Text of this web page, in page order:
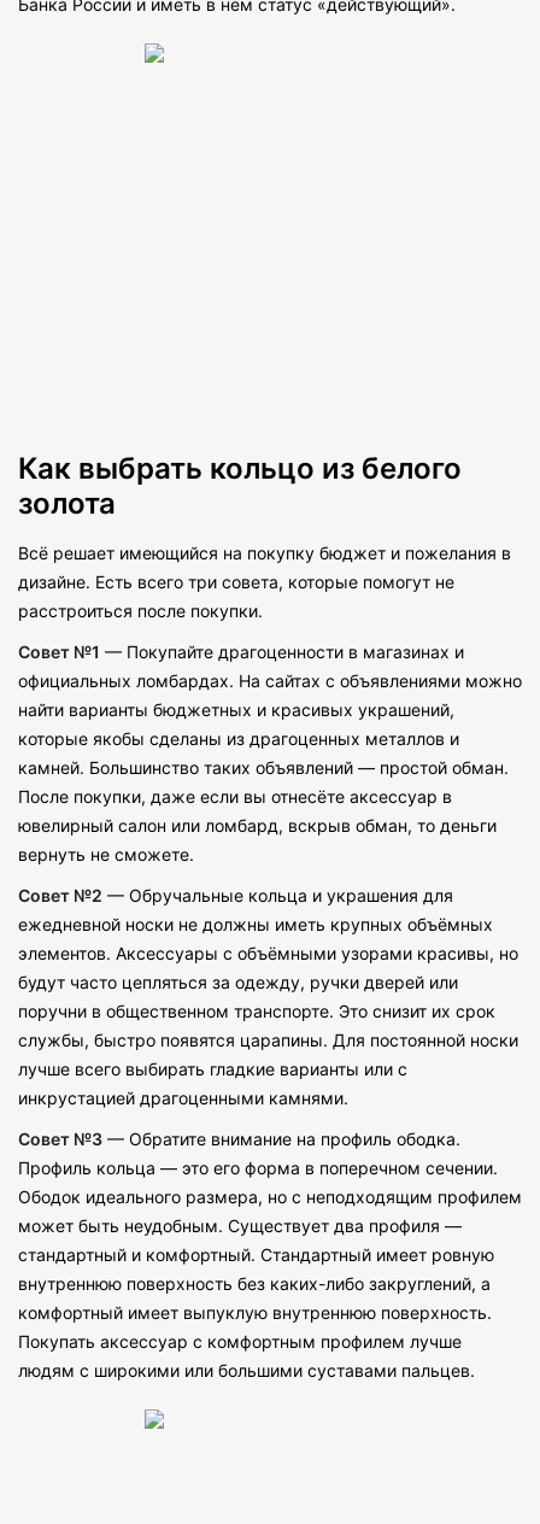
Банка России и иметь в нем статус «действующий».
Как выбрать кольцо из белого
золота
Всё решает имеющийся на покупку бюджет и пожелания в
дизайне. Есть всего три совета, которые помогут не
расстроиться после покупки.
Совет №1 — Покупайте драгоценности в магазинах и
официальных ломбардах. На сайтах с объявлениями можно
найти варианты бюджетных и красивых украшений,
которые якобы сделаны из драгоценных металлов и
камней. Большинство таких объявлений — простой обман.
После покупки, даже если вы отнесёте аксессуар в
ювелирный салон или ломбард, вскрыв обман, то деньги
вернуть не сможете.
Совет №2 — Обручальные кольца и украшения для
ежедневной носки не должны иметь крупных объёмных
элементов. Аксессуары с объёмными узорами красивы, но
будут часто цепляться за одежду, ручки дверей или
поручни в общественном транспорте. Это снизит их срок
службы, быстро появятся царапины. Для постоянной носки
лучше всего выбирать гладкие варианты или с
инкрустацией драгоценными камнями.
Совет №3 — Обратите внимание на профиль ободка.
Профиль кольца — это его форма в поперечном сечении.
Ободок идеального размера, но с неподходящим профилем
может быть неудобным. Существует два профиля —
стандартный и комфортный. Стандартный имеет ровную
внутреннюю поверхность без каких-либо закруглений, а
комфортный имеет выпуклую внутреннюю поверхность.
Покупать аксессуар с комфортным профилем лучше
людям с широкими или большими суставами пальцев.